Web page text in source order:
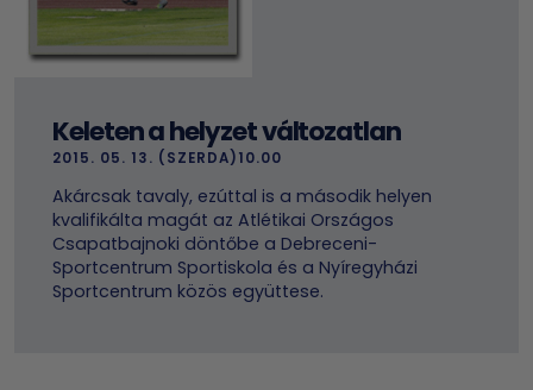
Keleten a helyzet változatlan
2015. 05. 13. (SZERDA)10.00
Akárcsak tavaly, ezúttal is a második helyen
kvalifikálta magát az Atlétikai Országos
Csapatbajnoki döntőbe a Debreceni-
Sportcentrum Sportiskola és a Nyíregyházi
Sportcentrum közös együttese.